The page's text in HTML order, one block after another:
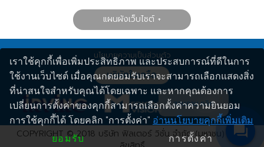
แผนผังเว็บไซต์
นโยบายความเป็นส่วนตัว
COPYRIGHT © 2018 บริษัท ฟิลเตอร์ วิชั่น จำกัด (มหาชน) สงวน
เราใช้คุกกี้เพื่อเพิ่มประสิทธิภาพ และประสบการณ์ที่ดีในการ
ใช้งานเว็บไซต์ เมื่อคุณกดยอมรับเราจะสามารถเลือกแสดงสิ่ง
ที่น่าสนใจสำหรับคุณได้โดยเฉพาะ และหากคุณต้องการ
เปลี่ยนการตั้งค่าของคุกกี้สามารถเลือกตั้งค่าความยินยอม
การใช้คุกกี้ได้ โดยคลิก "การตั้งค่า" อ่านนโยบายคุกกี้เพิ่มเติม
ยอมรับ
การตั้งค่า
สอบถาม คลิก